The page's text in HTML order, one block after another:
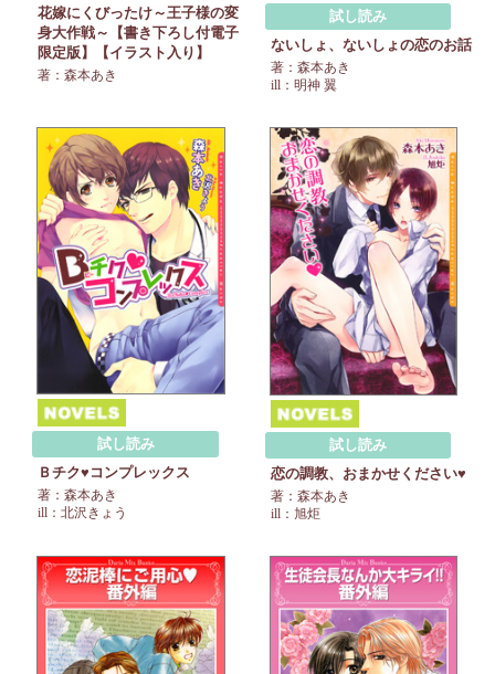
花嫁にくびったけ～王子様の変
身大作戦～【書き下ろし付電子
限定版】【イラスト入り】
著：森本あき
試し読み
ないしょ、ないしょの恋のお話
著：森本あき
ill：明神 翼
試し読み
Ｂチク♥コンプレックス
著：森本あき
ill：北沢きょう
試し読み
恋の調教、おまかせください♥
著：森本あき
ill：旭炬